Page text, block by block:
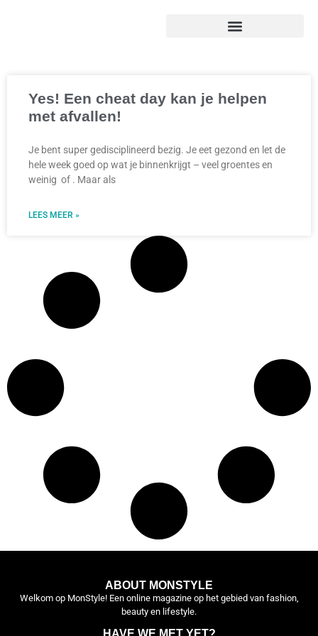
Yes! Een cheat day kan je helpen
met afvallen!
Je bent super gedisciplineerd bezig. Je eet gezond en let de
hele week goed op wat je binnenkrijgt – veel groentes en
weinig of . Maar als
LEES MEER »
ABOUT MONSTYLE
Welkom op MonStyle! Een online magazine op het gebied van fashion,
beauty en lifestyle.